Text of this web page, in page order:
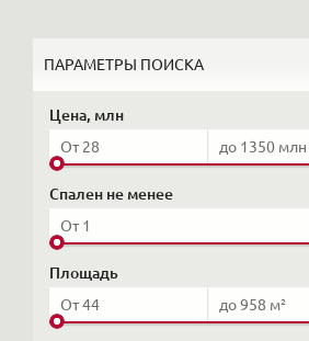
ПАРАМЕТРЫ ПОИСКА
Цена, млн
Спален не менее
Площадь